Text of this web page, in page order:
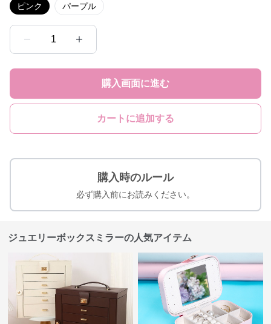
ピンク パープル
1
購入画面に進む
カートに追加する
購入時のルール
必ず購入前にお読みください。
ジュエリーボックスミラーの人気アイテム